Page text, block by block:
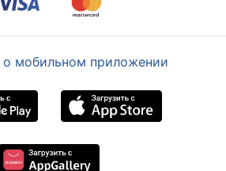
о мобильном приложении